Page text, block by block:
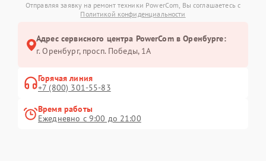
Отправляя заявку на ремонт техники PowerCom, Вы соглашаетесь с
Политикой конфиденциальности
Адрес сервисного центра PowerCom в Оренбурге:
г. Оренбург, просп. Победы, 1А
Горячая линия
+7 (800) 301-55-83
Время работы
Ежедневно с 9:00 до 21:00